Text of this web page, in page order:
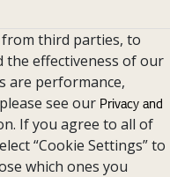
from third parties, to
the effectiveness of our
are performance,
see our Privacy and
If you agree to all of
“Cookie Settings” to
which ones you